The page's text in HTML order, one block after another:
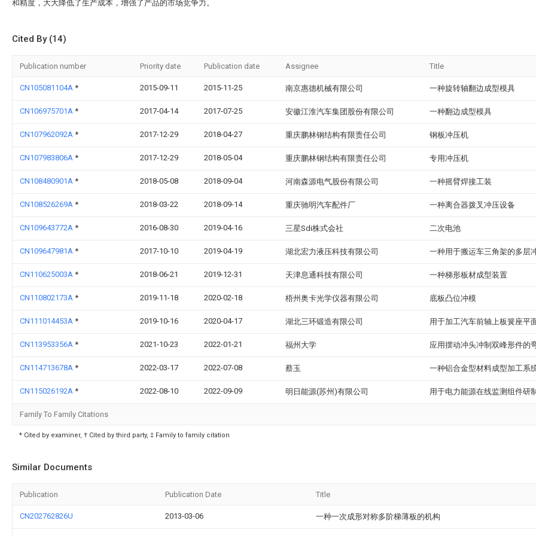
和精度，大大降低了生产成本，增强了产品的市场竞争力。
Cited By (14)
Publication number Priority date Publication date Assignee Title
CN105081104A * 2015-09-11 2015-11-25 南京惠德机械有限公司 一种旋转轴翻边成型模具
CN106975701A * 2017-04-14 2017-07-25 安徽江淮汽车集团股份有限公司 一种翻边成型模具
CN107962092A * 2017-12-29 2018-04-27 重庆鹏林钢结构有限责任公司 钢板冲压机
CN107983806A * 2017-12-29 2018-05-04 重庆鹏林钢结构有限责任公司 专用冲压机
CN108480901A * 2018-05-08 2018-09-04 河南森源电气股份有限公司 一种摇臂焊接工装
CN108526269A * 2018-03-22 2018-09-14 重庆驰明汽车配件厂 一种离合器拨叉冲压设备
CN109643772A * 2016-08-30 2019-04-16 三星Sdi株式会社 二次电池
CN109647981A * 2017-10-10 2019-04-19 湖北宏力液压科技有限公司 一种用于搬运车三角架的多层
CN110625003A * 2018-06-21 2019-12-31 天津息通科技有限公司 一种梯形板材成型装置
CN110802173A * 2019-11-18 2020-02-18 梧州奥卡光学仪器有限公司 底板凸位冲模
CN111014453A * 2019-10-16 2020-04-17 湖北三环锻造有限公司 用于加工汽车前轴上板簧座平
CN113953356A * 2021-10-23 2022-01-21 福州大学 应用摆动冲头冲制双峰形件的
CN114713678A * 2022-03-17 2022-07-08 蔡玉 一种铝合金型材料成型加工系
CN115026192A * 2022-08-10 2022-09-09 明日能源(苏州)有限公司 用于电力能源在线监测组件研
Family To Family Citations
* Cited by examiner, † Cited by third party, ‡ Family to family citation
Similar Documents
Publication Publication Date Title
CN202762826U 2013-03-06 一种一次成形对称多阶梯薄板的机构